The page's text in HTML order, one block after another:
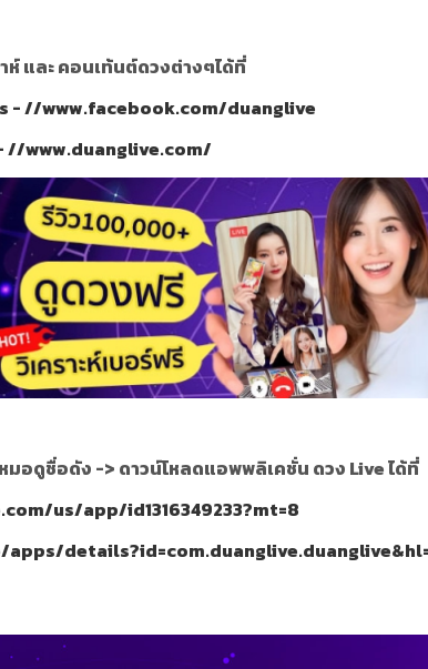
ห์ และ คอนเท้นต์ดวงต่างๆได้ที่
- //www.facebook.com/duanglive
//www.duanglive.com/
มอดูชื่อดัง -> ดาวน์โหลดแอพพลิเคชั่น ดวง Live ได้ที่
us/app/id1316349233?mt=8